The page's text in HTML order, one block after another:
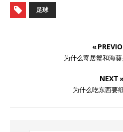
足球
«
为什么寄居蟹和海葵
NEXT
为什么吃东西要